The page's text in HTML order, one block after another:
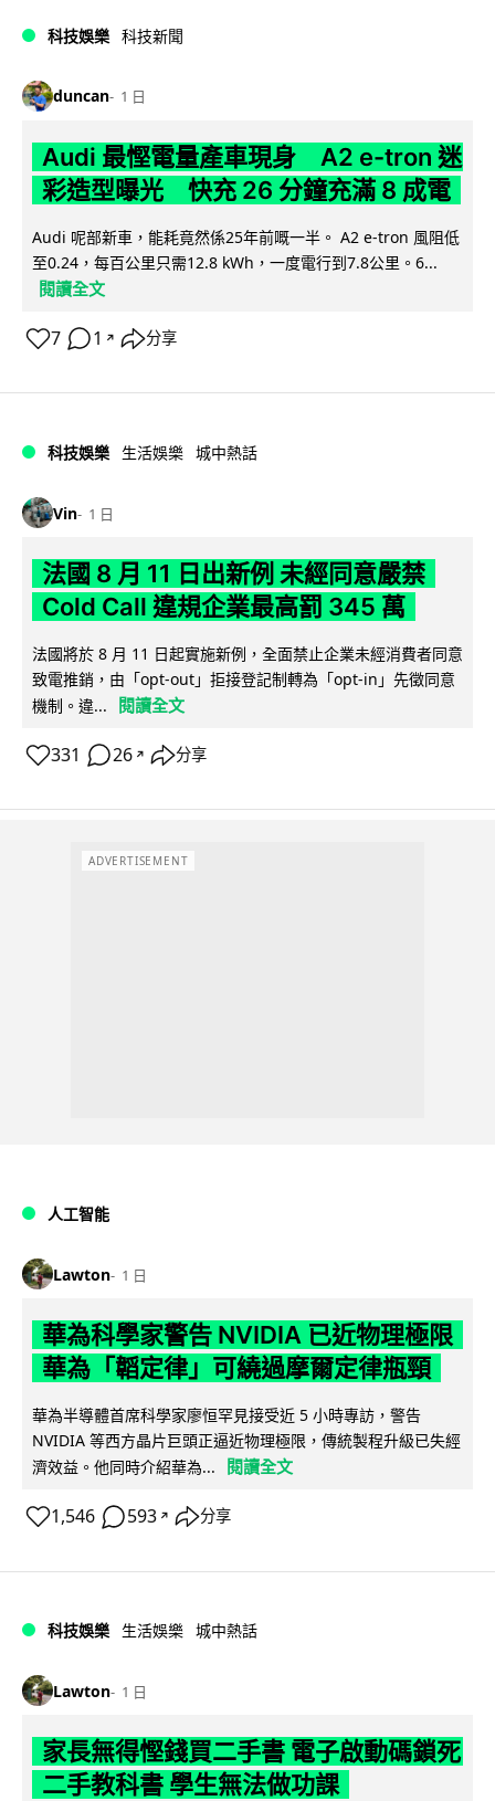
科技娛樂 科技新聞
duncan 1 日
Audi 最慳電量產車現身 A2 e-tron 迷
彩造型曝光 快充 26 分鐘充滿 8 成電
Audi 呢部新車，能耗竟然係25年前嘅一半。 A2 e-tron 風阻低
至0.24，每百公里只需12.8 kWh，一度電行到7.8公里。6...
閱讀全文
7 1 ↗ 分享
科技娛樂 生活娛樂 城中熱話
Vin 1 日
法國 8 月 11 日出新例 未經同意嚴禁
Cold Call 違規企業最高罰 345 萬
法國將於 8 月 11 日起實施新例，全面禁止企業未經消費者同意
致電推銷，由「opt-out」拒接登記制轉為「opt-in」先徵同意
機制。違...
閱讀全文
331 26 ↗ 分享
ADVERTISEMENT
人工智能
Lawton 1 日
華為科學家警告 NVIDIA 已近物理極限
華為「韜定律」可繞過摩爾定律瓶頸
華為半導體首席科學家廖恒罕見接受近 5 小時專訪，警告
NVIDIA 等西方晶片巨頭正逼近物理極限，傳統製程升級已失經
濟效益。他同時介紹華為...
閱讀全文
1,546 593 ↗ 分享
科技娛樂 生活娛樂 城中熱話
Lawton 1 日
家長無得慳錢買二手書 電子啟動碼鎖死
二手教科書 學生無法做功課